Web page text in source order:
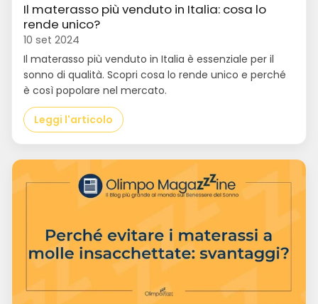
Il materasso più venduto in Italia: cosa lo
rende unico?
10 set 2024
Il materasso più venduto in Italia è essenziale per il
sonno di qualità. Scopri cosa lo rende unico e perché
è così popolare nel mercato.
Leggi l'articolo